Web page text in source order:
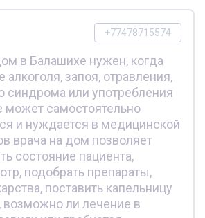
+77478715574
в Балашихе нужен, когда
алкоголя, запоя, отравления,
синдрома или употребления
может самостоятельно
и нуждается в медицинской
врача на дом позволяет
состояние пациента,
подобрать препараты,
поставить капельницу
возможно ли лечение в